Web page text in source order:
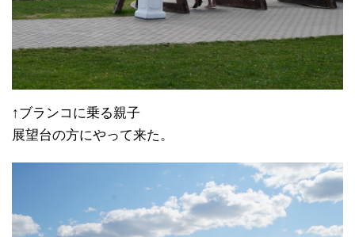
↑ブランコに乗る親子
展望台の方にやって来た。